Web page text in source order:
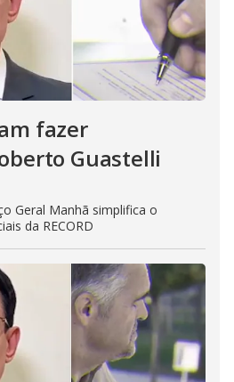
fazer
Guastelli
Geral Manhã simplifica o
da RECORD